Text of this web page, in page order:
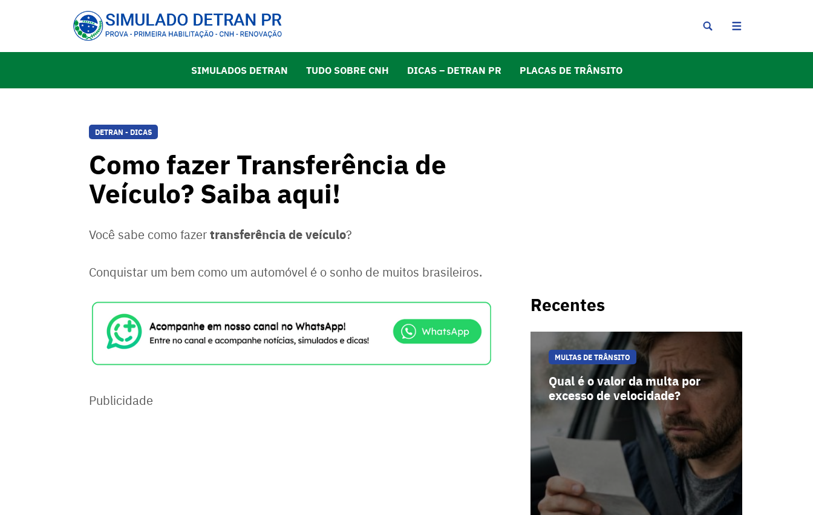
SIMULADOS DETRAN TUDO SOBRE CNH DICAS – DETRAN PR PLACAS DE TRÂNSITO
DETRAN - DICAS
Como fazer Transferência de
Veículo? Saiba aqui!
Você sabe como fazertransferência de veículo?
Conquistar um bem como um automóvel é o sonho de muitos brasileiros.
Publicidade
Recentes
MULTAS DE TRÂNSITO
Qual é o valor da multa por
excesso de velocidade?